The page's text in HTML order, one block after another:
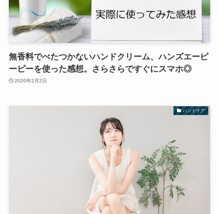
無香料でべたつかないハンドクリーム、ハンズエーピ
ーピーを使った感想。さらさらですぐにスマホ◎
2020年2月2日
ハンドケア